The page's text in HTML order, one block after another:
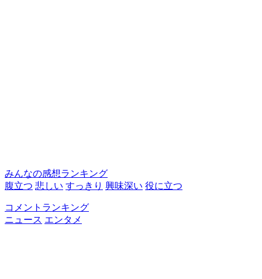
みんなの感想ランキング
腹立つ 悲しい すっきり 興味深い 役に立つ
コメントランキング
ニュース エンタメ